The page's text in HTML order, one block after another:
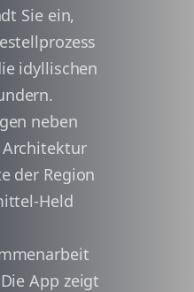
Sie ein,
idyllischen
neben
der Region
Held
App zeigt